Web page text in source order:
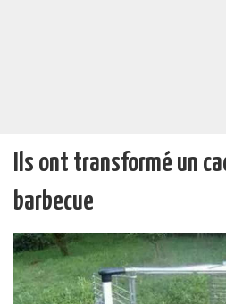
Ils ont transformé un
barbecue